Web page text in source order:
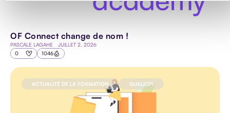
OF Connect change de nom !
PASCALE LAGAHE JUILLET 2, 2026
0 1046
ACTUALITÉ DE LA FORMATION QUALIOPI